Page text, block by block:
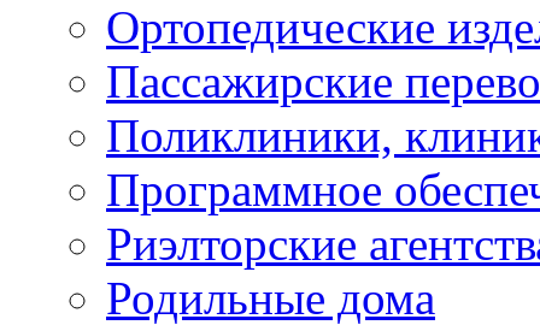
Ортопедические
Пассажирские
Поликлиники,
Программное
Риэлторские
Родильные дома